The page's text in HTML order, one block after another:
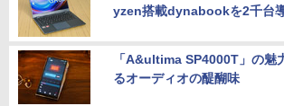
yzen搭載dynabookを2千台
「A&ultima SP4000T」の魅
るオーディオの醍醐味